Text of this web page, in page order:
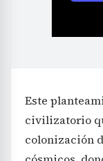
Este
civilizatorio
colonización